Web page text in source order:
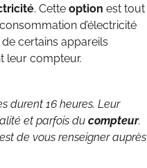
. Cette option est tout
d’électricité
certains appareils
leur compteur.
durent 16 heures. Leur
et parfois du compteur.
de vous renseigner auprès